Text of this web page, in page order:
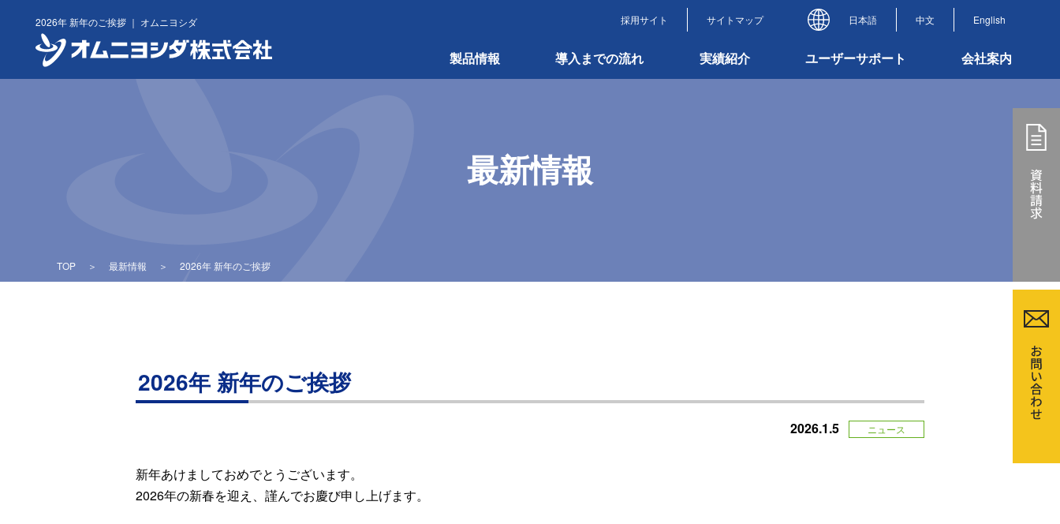
content
2026年 新年のご挨拶 ｜ オムニヨシダ
製品情報 導入までの流れ 実績紹介 ユーザーサポート 会社案内
採用サイト サイトマップ 日本語 中文 English
最新情報
TOP ＞ 最新情報 ＞ 2026年 新年のご挨拶
2026年 新年のご挨拶
2026.1.5 ニュース
新年あけましておめでとうございます。
2026年の新春を迎え、謹んでお慶び申し上げます。